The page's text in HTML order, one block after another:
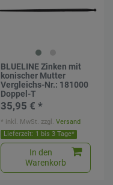
BLUELINE Zinken mit
konischer Mutter
Vergleichs-Nr.: 181000
Doppel-T
35,95 € *
Lieferzeit: 1 bis 3 Tage*
In den
Warenkorb
* inkl. MwSt. zzgl.Versand